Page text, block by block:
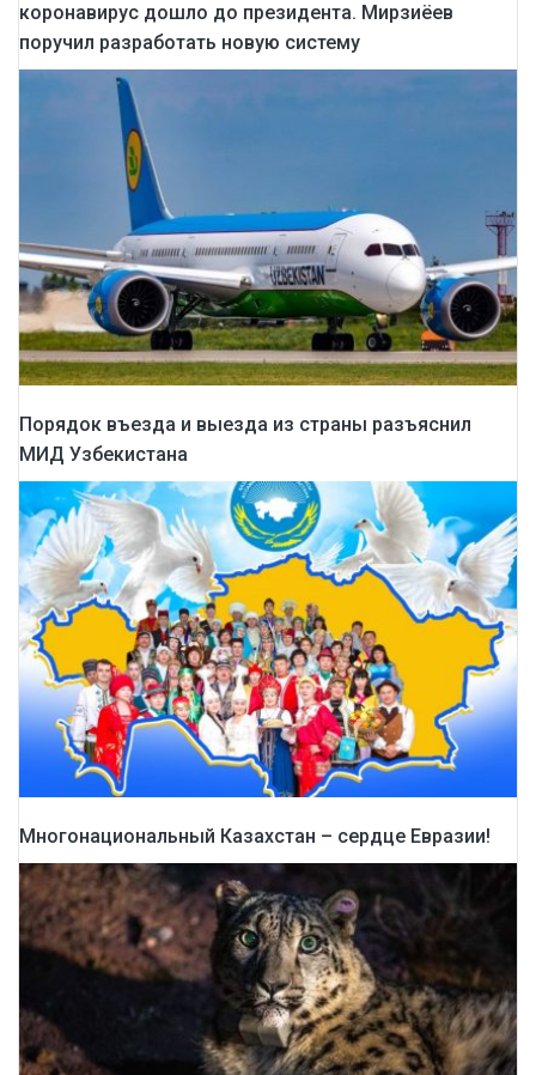
коронавирус дошло до президента. Мирзиёев
поручил разработать новую систему
Порядок въезда и выезда из страны разъяснил
МИД Узбекистана
Многонациональный Казахстан – сердце Евразии!